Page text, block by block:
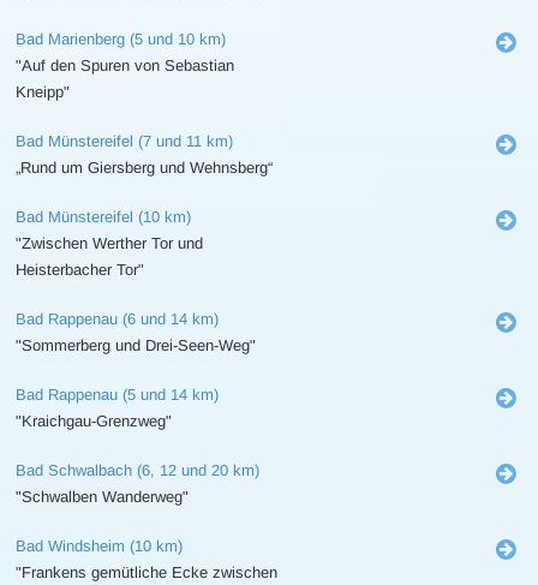
Bad Marienberg (5 und 10 km)
"Auf den Spuren von Sebastian
Kneipp"
Bad Münstereifel (7 und 11 km)
„Rund um Giersberg und Wehnsberg“
Bad Münstereifel (10 km)
"Zwischen Werther Tor und
Heisterbacher Tor"
Bad Rappenau (6 und 14 km)
"Sommerberg und Drei-Seen-Weg"
Bad Rappenau (5 und 14 km)
"Kraichgau-Grenzweg"
Bad Schwalbach (6, 12 und 20 km)
"Schwalben Wanderweg"
Bad Windsheim (10 km)
"Frankens gemütliche Ecke zwischen